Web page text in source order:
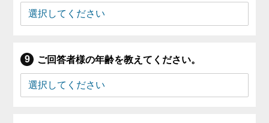
ご回答者様の年齢を教えてください。